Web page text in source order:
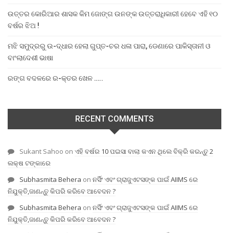
ଉତ୍ତର କୋରିଆର ଶାସକ କିମ ଜୋଙ୍ଗ ଉନଙ୍କ ଉତ୍ତରାଧିକାରୀ ହେବେ ଏହି ୧୦
ବର୍ଷର ଝିଅ !
ମଝି ସମୁଦ୍ରରୁ ଉ-ଦ୍ଧାର ହେଲା ଗୁପ୍ତ-ଚର ଧଳା ପାରା, ଡେଣାରେ ପାକିସ୍ତାନୀ ଓ
ବାଂଲାଦେଶୀ ଭାଷା
ରଙ୍ଗ ବଦଳରେ ର-କ୍ତର ଖେଳ …..
RECENT COMMENTS
Sukant Sahoo on ଏହି ବର୍ଷର 10 ପଇସା ବାଲା କଏନ ଥିଲେ ବିକ୍ରି କରନ୍ତୁ 2
ଲକ୍ଷ ଟଙ୍କାରେ
Subhasmita Behera on ନର୍ସିଂ ଏବଂ ଗ୍ରାଜୁଏଟସଙ୍କ ପାଇଁ AIIMS ରେ
ନିଯୁକ୍ତି,ଜାଣନ୍ତୁ କିପରି କରିବେ ଆବେଦନ ?
Subhasmita Behera on ନର୍ସିଂ ଏବଂ ଗ୍ରାଜୁଏଟସଙ୍କ ପାଇଁ AIIMS ରେ
ନିଯୁକ୍ତି,ଜାଣନ୍ତୁ କିପରି କରିବେ ଆବେଦନ ?